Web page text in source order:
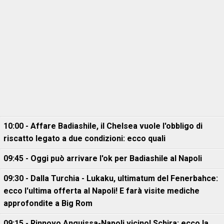
10:00 - Affare Badiashile, il Chelsea vuole l'obbligo di
riscatto legato a due condizioni: ecco quali
09:45 - Oggi può arrivare l'ok per Badiashile al Napoli
09:30 - Dalla Turchia - Lukaku, ultimatum del Fenerbahce:
ecco l'ultima offerta al Napoli! E farà visite mediche
approfondite a Big Rom